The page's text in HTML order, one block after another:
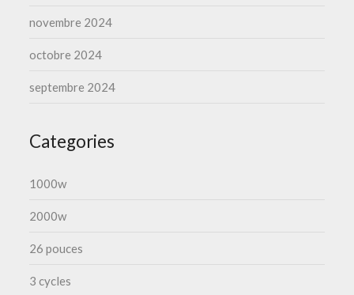
novembre 2024
octobre 2024
septembre 2024
Categories
1000w
2000w
26 pouces
3 cycles